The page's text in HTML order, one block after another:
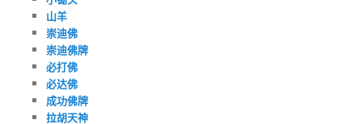
山羊
崇迪佛
崇迪佛牌
必打佛
必达佛
成功佛牌
拉胡天神